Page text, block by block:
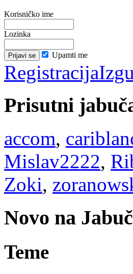
Korisničko ime
Lozinka
Upamti me
Registracija
Prisutni
accom,
Mislav2222,
Zoki,
Novo na
Teme